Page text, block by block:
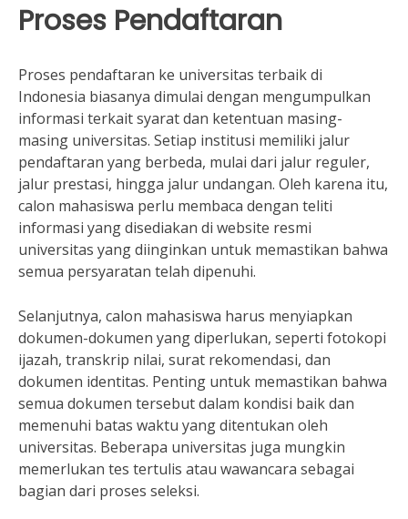
Proses Pendaftaran
Proses pendaftaran ke universitas terbaik di
Indonesia biasanya dimulai dengan mengumpulkan
informasi terkait syarat dan ketentuan masing-
masing universitas. Setiap institusi memiliki jalur
pendaftaran yang berbeda, mulai dari jalur reguler,
jalur prestasi, hingga jalur undangan. Oleh karena itu,
calon mahasiswa perlu membaca dengan teliti
informasi yang disediakan di website resmi
universitas yang diinginkan untuk memastikan bahwa
semua persyaratan telah dipenuhi.
Selanjutnya, calon mahasiswa harus menyiapkan
dokumen-dokumen yang diperlukan, seperti fotokopi
ijazah, transkrip nilai, surat rekomendasi, dan
dokumen identitas. Penting untuk memastikan bahwa
semua dokumen tersebut dalam kondisi baik dan
memenuhi batas waktu yang ditentukan oleh
universitas. Beberapa universitas juga mungkin
memerlukan tes tertulis atau wawancara sebagai
bagian dari proses seleksi.